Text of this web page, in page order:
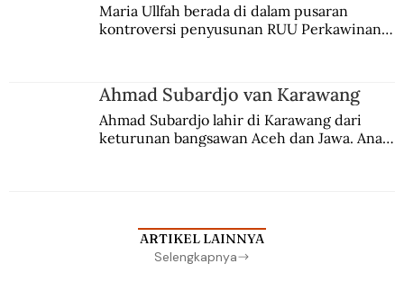
Maria Ullfah berada di dalam pusaran
kontroversi penyusunan RUU Perkawinan.
Ahmad Subardjo van Karawang
Ahmad Subardjo lahir di Karawang dari
keturunan bangsawan Aceh dan Jawa. Anak
ARTIKEL LAINNYA
Selengkapnya